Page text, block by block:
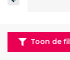
Toon de